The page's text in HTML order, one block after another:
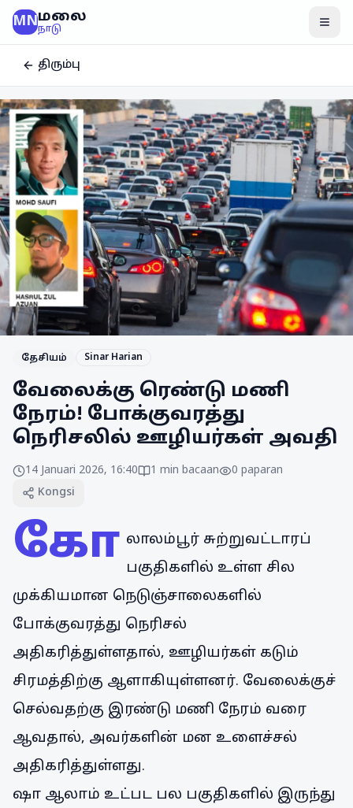
MNமலை
நாடு
திரும்பு
தேசியம் Sinar Harian
வேலைக்கு ரெண்டு மணி
நேரம்! போக்குவரத்து
நெரிசலில் ஊழியர்கள் அவதி
14 Januari 2026, 16:40 1 min bacaan 0 paparan
Kongsi
கோ லாலம்பூர் சுற்றுவட்டாரப்
பகுதிகளில் உள்ள சில
முக்கியமான நெடுஞ்சாலைகளில்
போக்குவரத்து நெரிசல்
அதிகரித்துள்ளதால், ஊழியர்கள் கடும்
சிரமத்திற்கு ஆளாகியுள்ளனர். வேலைக்குச்
செல்வதற்கு இரண்டு மணி நேரம் வரை
ஆவதால், அவர்களின் மன உளைச்சல்
அதிகரித்துள்ளது.
ஷா ஆலாம் உட்பட பல பகுதிகளில் இருந்து